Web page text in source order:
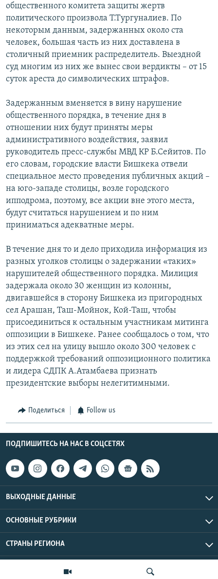
общественного комитета защиты жертв
политического произвола Т.Тургуналиев. По
некоторым данным, задержанных около ста
человек, большая часть из них доставлена в
столичный приемник распределитель. Выездной
суд многим из них же вынес свои вердикты – от 15
суток ареста до символических штрафов.
Задержанным вменяется в вину нарушение
общественного порядка, в течение дня в
отношении них будут приняты меры
административного воздействия, заявил
руководитель пресс-службы МВД КР Б.Сейитов. По
его словам, городские власти Бишкека отвели
специальное место проведения публичных акций –
на юго-западе столицы, возле городского
ипподрома, поэтому, все акции вне этого места,
будут считаться нарушением и по ним
приниматься адекватные меры.
В течение дня то и дело приходила информация из
разных уголков столицы о задержании «таких»
нарушителей общественного порядка. Милиция
задержала около 30 женщин из колонны,
двигавшейся в сторону Бишкека из пригородных
сел Арашан, Таш-Мойнок, Кой-Таш, чтобы
присоединиться к остальным участникам митинга
оппозиции в Бишкеке. Ранее сообщалось о том, что
из этих сел на улицу вышло около 300 человек с
поддержкой требований оппозиционного политика
и лидера СДПК А.Атамбаева признать
президентские выборы нелегитимными.
Поделиться Follow us
ПОДПИШИТЕСЬ НА НАС В СОЦСЕТЯХ
ВЫХОДНЫЕ ДАННЫЕ
ОСНОВНЫЕ РУБРИКИ
СТРАНЫ РЕГИОНА
Азаттык Азия © 2026 RFE/RL, Inc. | Все права защищены.